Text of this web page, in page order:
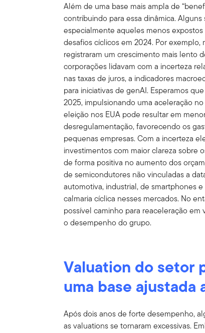
Além de uma base mais ampla de
contribuindo para essa dinâmica.
especialmente aqueles menos
desafios cíclicos em 2024. Por
registraram um crescimento mais lento
corporações lidavam com a incerteza
nas taxas de juros, a indicadores
para iniciativas de genAI. Esperamos
2025, impulsionando uma aceleração
eleição nos EUA pode resultar em
desregulamentação, favorecendo os
pequenas empresas. Com a incerteza
investimentos com maior clareza sobre
de forma positiva no aumento dos
de semicondutores não vinculadas a
automotiva, industrial, de smartphones
calmaria cíclica nesses mercados. No
possível caminho para reaceleração
o desempenho do grupo.
Valuation do setor
uma base
Após dois anos de forte desempenho,
as valuations se tornaram excessivas.